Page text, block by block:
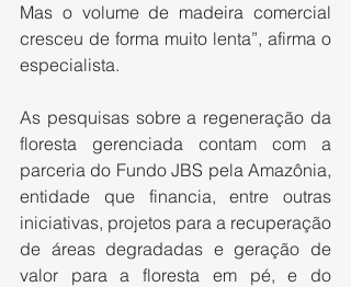
Mas o volume de madeira comercial
cresceu de forma muito lenta”, afirma o
especialista.
As pesquisas sobre a regeneração da
floresta gerenciada contam com a
parceria do Fundo JBS pela Amazônia,
entidade que financia, entre outras
iniciativas, projetos para a recuperação
de áreas degradadas e geração de
valor para a floresta em pé, e do